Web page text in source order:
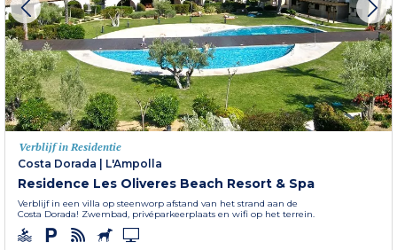
Verblijf in Residentie
Costa Dorada
L'Ampolla
Residence Les Oliveres Beach Resort & Spa
Verblijf in een villa op steenworp afstand van het strand aan de
Costa Dorada! Zwembad, privéparkeerplaats en wifi op het terrein.